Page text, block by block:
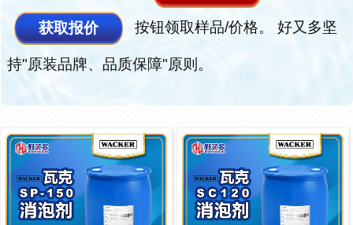
获取报价 按钮领取样品/价格。 好又多坚
持"原装品牌、品质保障"原则。